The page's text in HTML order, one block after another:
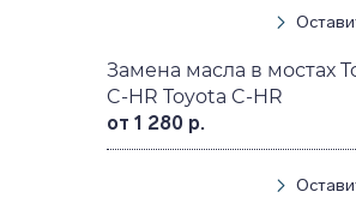
Замена масла в мостах
C-HR Toyota C-HR
от 1 280 р.